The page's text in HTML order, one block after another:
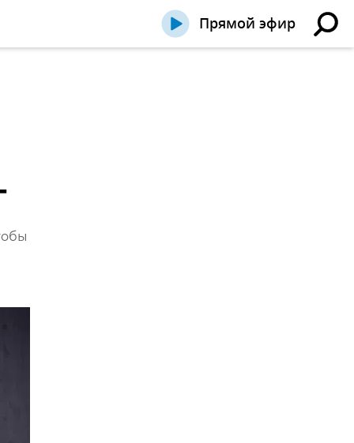
Прямой эфир